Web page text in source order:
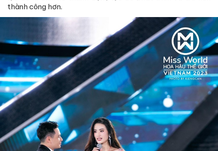
thành công hơn.